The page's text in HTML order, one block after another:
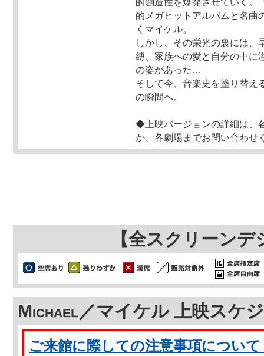
的メガヒットアルバムと名曲
くマイケル。
しかし、その栄光の裏には、
縛、家族への愛と自分の中に
の姿があった…
そして今、音楽史を塗り替
の瞬間へ。
◆上映バージョンの詳細は、
か、各劇場までお問い合わせ
【全スクリーン
Michael／マイケル 上映スケ
ご来館に際しての注意事項につい